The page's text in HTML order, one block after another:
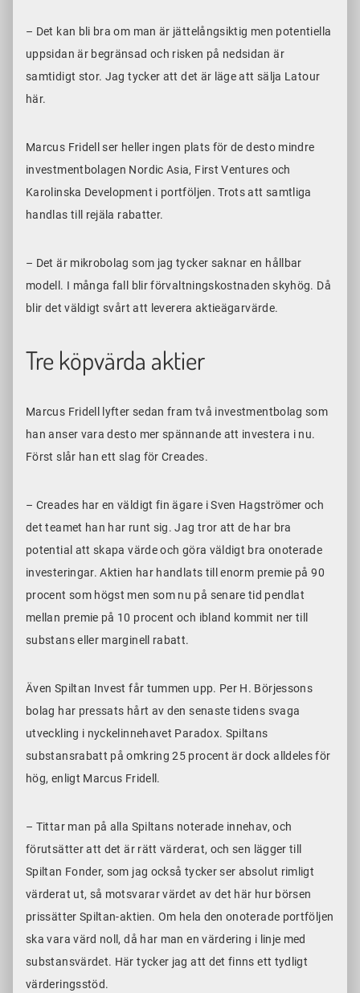
– Det kan bli bra om man är jättelångsiktig men potentiella
uppsidan är begränsad och risken på nedsidan är
samtidigt stor. Jag tycker att det är läge att sälja Latour
här.
Marcus Fridell ser heller ingen plats för de desto mindre
investmentbolagen Nordic Asia, First Ventures och
Karolinska Development i portföljen. Trots att samtliga
handlas till rejäla rabatter.
– Det är mikrobolag som jag tycker saknar en hållbar
modell. I många fall blir förvaltningskostnaden skyhög. Då
blir det väldigt svårt att leverera aktieägarvärde.
Tre köpvärda aktier
Marcus Fridell lyfter sedan fram två investmentbolag som
han anser vara desto mer spännande att investera i nu.
Först slår han ett slag för Creades.
– Creades har en väldigt fin ägare i Sven Hagströmer och
det teamet han har runt sig. Jag tror att de har bra
potential att skapa värde och göra väldigt bra onoterade
investeringar. Aktien har handlats till enorm premie på 90
procent som högst men som nu på senare tid pendlat
mellan premie på 10 procent och ibland kommit ner till
substans eller marginell rabatt.
Även Spiltan Invest får tummen upp. Per H. Börjessons
bolag har pressats hårt av den senaste tidens svaga
utveckling i nyckelinnehavet Paradox. Spiltans
substansrabatt på omkring 25 procent är dock alldeles för
hög, enligt Marcus Fridell.
– Tittar man på alla Spiltans noterade innehav, och
förutsätter att det är rätt värderat, och sen lägger till
Spiltan Fonder, som jag också tycker ser absolut rimligt
värderat ut, så motsvarar värdet av det här hur börsen
prissätter Spiltan-aktien. Om hela den onoterade portföljen
ska vara värd noll, då har man en värdering i linje med
substansvärdet. Här tycker jag att det finns ett tydligt
värderingsstöd.